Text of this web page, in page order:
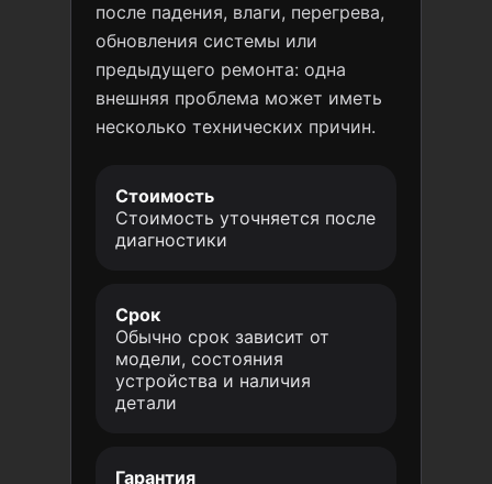
после падения, влаги, перегрева,
обновления системы или
предыдущего ремонта: одна
внешняя проблема может иметь
несколько технических причин.
Стоимость
Стоимость уточняется после
диагностики
Срок
Обычно срок зависит от
модели, состояния
устройства и наличия
детали
Гарантия